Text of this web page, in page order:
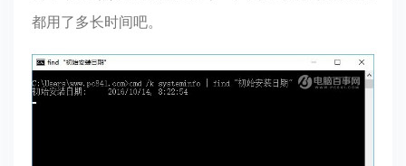
都用了多长时间吧。